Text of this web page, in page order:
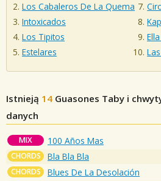
Los Cabaleros De La Quema
Intoxicados
Los Tipitos
Estelares
Istnieją 14 Guasones Taby i
danych
MIX 100 Años Mas
CHORDS Bla Bla Bla
CHORDS Blues De La Desolación